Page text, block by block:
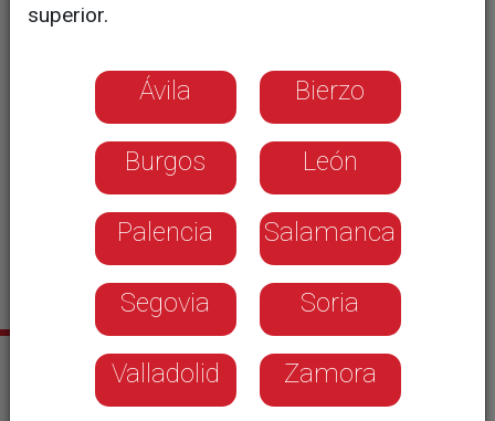
Noticias relacionadas
La Junta garantiza plazas escolares a los
superior.
Ávila Bierzo
Burgos León
Palencia Salamanca
Segovia Soria
Valladolid Zamora